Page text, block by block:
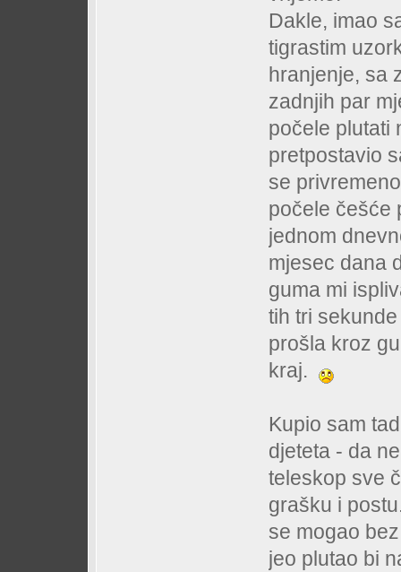
Dakle, imao
tigrastim
hranjenje, sa
zadnjih par
počele plutati
pretpostavio
se
počele češće
jednom
mjesec dana
guma mi
tih tri
prošla kroz
kraj.
Kupio sam
djeteta - da
teleskop sve
grašku i
se mogao
jeo plutao bi